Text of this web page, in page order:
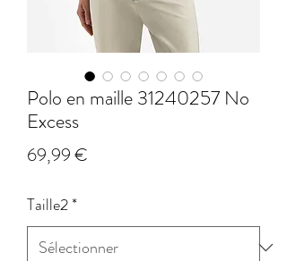
Polo en maille 31240257 No
Excess
69,99 €
Taille2*